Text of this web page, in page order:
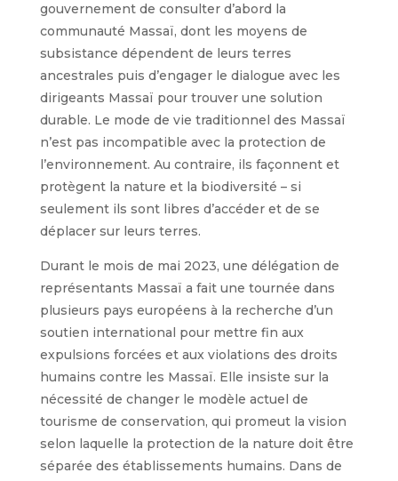
gouvernement de consulter d’abord la
communauté Massaï, dont les moyens de
subsistance dépendent de leurs terres
ancestrales puis d’engager le dialogue avec les
dirigeants Massaï pour trouver une solution
durable. Le mode de vie traditionnel des Massaï
n’est pas incompatible avec la protection de
l’environnement. Au contraire, ils façonnent et
protègent la nature et la biodiversité – si
seulement ils sont libres d’accéder et de se
déplacer sur leurs terres.
Durant le mois de mai 2023, une délégation de
représentants Massaï a fait une tournée dans
plusieurs pays européens à la recherche d’un
soutien international pour mettre fin aux
expulsions forcées et aux violations des droits
humains contre les Massaï. Elle insiste sur la
nécessité de changer le modèle actuel de
tourisme de conservation, qui promeut la vision
selon laquelle la protection de la nature doit être
séparée des établissements humains. Dans de